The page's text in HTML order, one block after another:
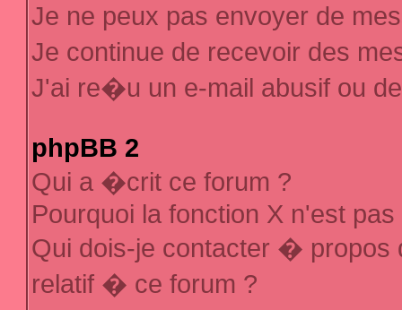
Je ne peux pas envoyer de
Je continue de recevoir des
J'ai re�u un e-mail abusif ou
phpBB 2
Qui a �crit ce forum ?
Pourquoi la fonction X n'est
Qui dois-je contacter �
relatif � ce forum ?